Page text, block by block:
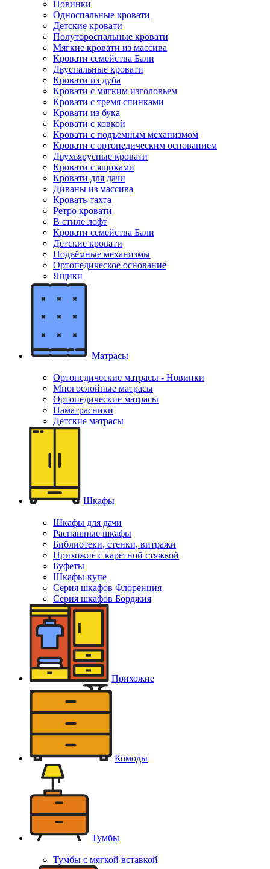
Новинки
Односпальные кровати
Детские кровати
Полутороспальные кровати
Мягкие кровати из массива
Кровати семейства Бали
Двуспальные кровати
Кровати из дуба
Кровати с мягким изголовьем
Кровати с тремя спинками
Кровати из бука
Кровати с ковкой
Кровати с подъемным механизмом
Кровати с ортопедическим основанием
Двухъярусные кровати
Кровати с ящиками
Кровати для дачи
Диваны из массива
Кровать-тахта
Ретро кровати
В стиле лофт
Кровати семейства Бали
Детские кровати
Подъёмные механизмы
Ортопедическое основание
Ящики
Матрасы
Ортопедические матрасы - Новинки
Многослойные матрасы
Ортопедические матрасы
Наматрасники
Детские матрасы
Шкафы
Шкафы для дачи
Распашные шкафы
Библиотеки, стенки, витражи
Прихожие с каретной стяжкой
Буфеты
Шкафы-купе
Серия шкафов Флоренция
Серия шкафов Борджия
Прихожие
Комоды
Тумбы
Тумбы с мягкой вставкой